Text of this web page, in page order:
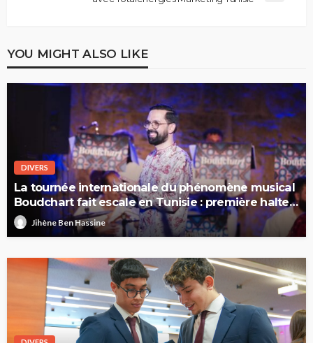
YOU MIGHT ALSO LIKE
DIVERS
La tournée internationale du phénomène musical
Boudchart fait escale en Tunisie : première halte
à SfaxJihène Ben Hassine